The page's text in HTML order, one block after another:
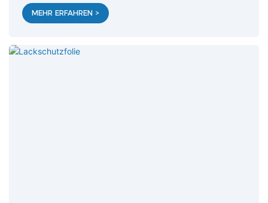
MEHR ERFAHREN >